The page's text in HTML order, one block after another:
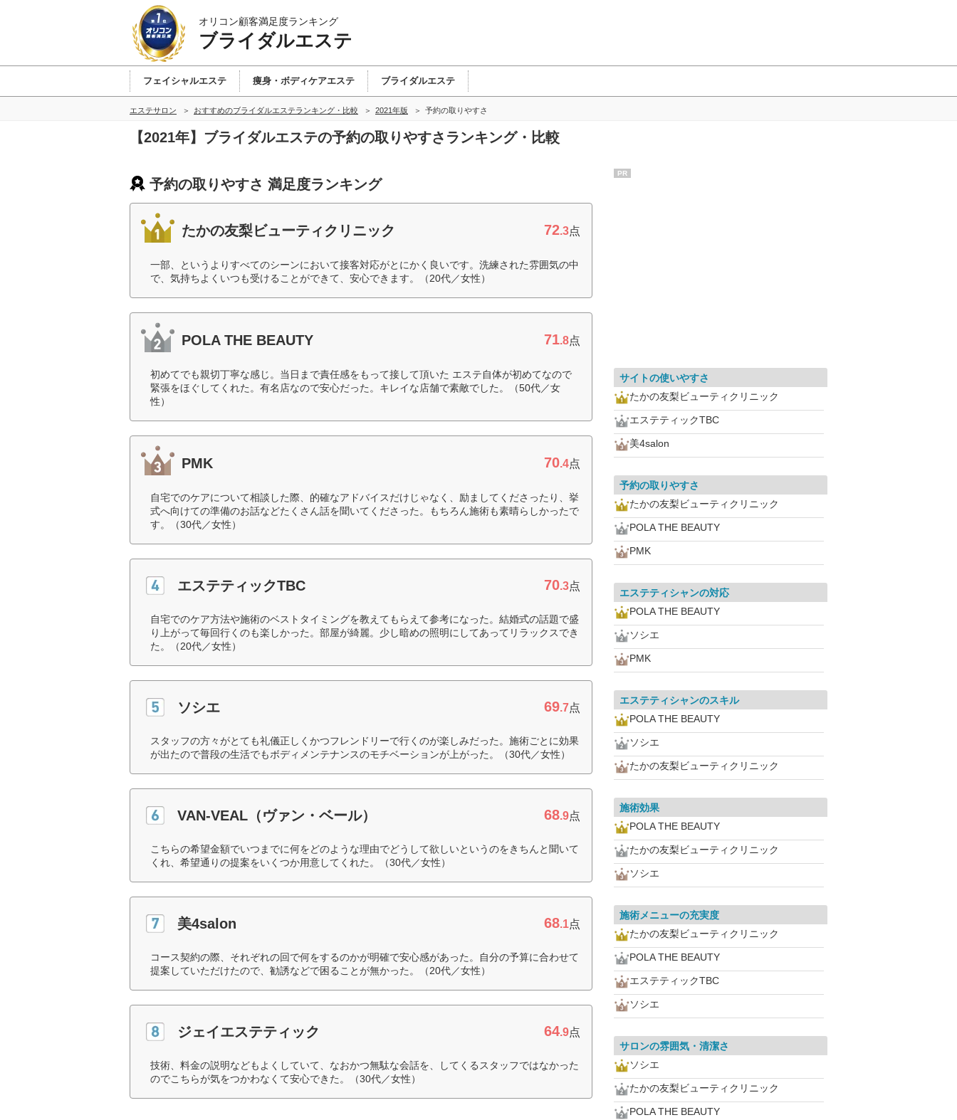
オリコン顧客満足度ランキング
ブライダルエステ
フェイシャルエステ 痩身・ボディケアエステ ブライダルエステ
エステサロン おすすめのブライダルエステランキング・比較 2021年版 予約の取りやすさ
【2021年】ブライダルエステの予約の取りやすさランキング・比較
予約の取りやすさ 満足度ランキング
たかの友梨ビューティクリニック 72.3点
一部、というよりすべてのシーンにおいて接客対応がとにかく良いです。洗練された雰囲気の中
で、気持ちよくいつも受けることができて、安心できます。（20代／女性）
POLA THE BEAUTY 71.8点
初めてでも親切丁寧な感じ。当日まで責任感をもって接して頂いた エステ自体が初めてなので
緊張をほぐしてくれた。有名店なので安心だった。キレイな店舗で素敵でした。（50代／女
性）
PMK 70.4点
自宅でのケアについて相談した際、的確なアドバイスだけじゃなく、励ましてくださったり、挙
式へ向けての準備のお話などたくさん話を聞いてくださった。もちろん施術も素晴らしかったで
す。（30代／女性）
エステティックTBC 70.3点
自宅でのケア方法や施術のベストタイミングを教えてもらえて参考になった。結婚式の話題で盛
り上がって毎回行くのも楽しかった。部屋が綺麗。少し暗めの照明にしてあってリラックスでき
た。（20代／女性）
ソシエ 69.7点
スタッフの方々がとても礼儀正しくかつフレンドリーで行くのが楽しみだった。施術ごとに効果
が出たので普段の生活でもボディメンテナンスのモチベーションが上がった。（30代／女性）
VAN-VEAL（ヴァン・ベール） 68.9点
こちらの希望金額でいつまでに何をどのような理由でどうして欲しいというのをきちんと聞いて
くれ、希望通りの提案をいくつか用意してくれた。（30代／女性）
美4salon 68.1点
コース契約の際、それぞれの回で何をするのかが明確で安心感があった。自分の予算に合わせて
提案していただけたので、勧誘などで困ることが無かった。（20代／女性）
ジェイエステティック 64.9点
技術、料金の説明などもよくしていて、なおかつ無駄な会話を、してくるスタッフではなかった
のでこちらが気をつかわなくて安心できた。（30代／女性）
PR
サイトの使いやすさ
たかの友梨ビューティクリニック
エステティックTBC
美4salon
予約の取りやすさ
たかの友梨ビューティクリニック
POLA THE BEAUTY
PMK
エステティシャンの対応
POLA THE BEAUTY
ソシエ
PMK
エステティシャンのスキル
POLA THE BEAUTY
ソシエ
たかの友梨ビューティクリニック
施術効果
POLA THE BEAUTY
たかの友梨ビューティクリニック
ソシエ
施術メニューの充実度
たかの友梨ビューティクリニック
POLA THE BEAUTY
エステティックTBC
ソシエ
サロンの雰囲気・清潔さ
ソシエ
たかの友梨ビューティクリニック
POLA THE BEAUTY